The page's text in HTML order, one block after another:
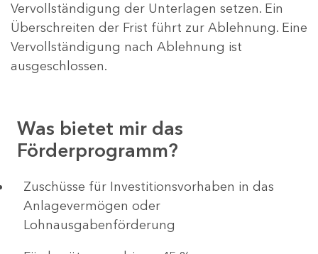
Vervollständigung der Unterlagen setzen. Ein
Überschreiten der Frist führt zur Ablehnung. Eine
Vervollständigung nach Ablehnung ist
ausgeschlossen.
Was bietet mir das
Förderprogramm?
​​​​​​Zuschüsse für Investitionsvorhaben in das
Anlagevermögen oder
Lohnausgabenförderung